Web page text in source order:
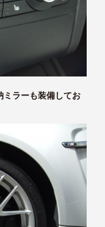
ミラーも装備してお